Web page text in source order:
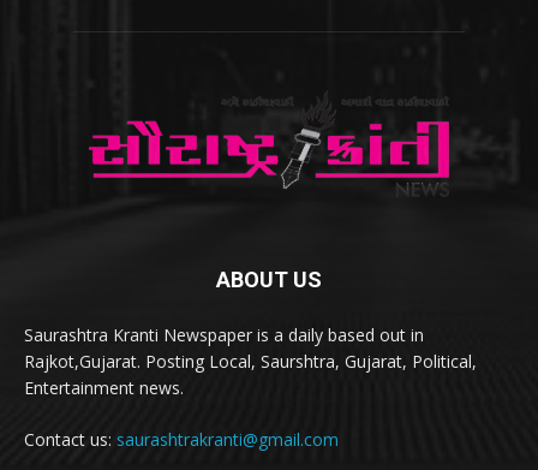
ABOUT US
Saurashtra Kranti Newspaper is a daily based out in
Rajkot,Gujarat. Posting Local, Saurshtra, Gujarat, Political,
Entertainment news.
Contact us: saurashtrakranti@gmail.com